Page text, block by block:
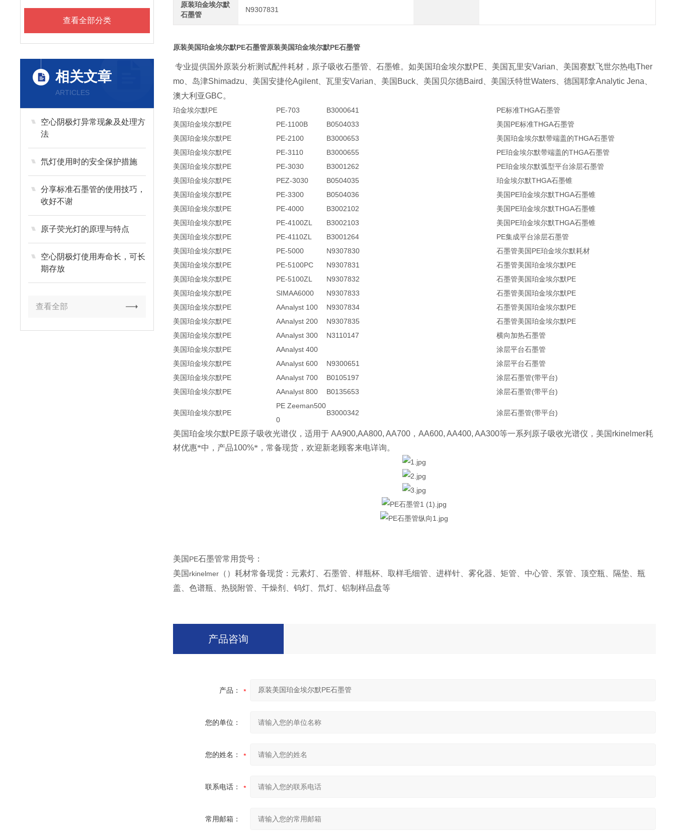
查看全部分类
相关文章
ARTICLES
空心阴极灯异常现象及处理方
法
氘灯使用时的安全保护措施
分享标准石墨管的使用技巧，
收好不谢
原子荧光灯的原理与特点
空心阴极灯使用寿命长，可长
期存放
查看全部
原装珀金埃尔默
石墨管
N9307831
原装美国珀金埃尔默PE石墨管原装美国珀金埃尔默PE石墨管
专业提供国外原装分析测试配件耗材，原子吸收石墨管、石墨锥。如美国珀金埃尔默PE、美国瓦里安Varian、美国赛默飞世尔热电Ther
mo、岛津Shimadzu、美国安捷伦Agilent、瓦里安Varian、美国Buck、美国贝尔德Baird 、美国沃特世Waters、德国耶拿Analytic Jena、
澳大利亚GBC。
珀金埃尔默PE PE-703 B3000641
PE标准THGA石墨管
美国珀金埃尔默PE
PE-1100B B0504033
美国PE标准THGA石墨管
美国珀金埃尔默PE
PE-2100 B3000653
美国珀金埃尔默带端盖的THGA石墨管
美国珀金埃尔默PE
PE-3110 B3000655
PE珀金埃尔默带端盖的THGA石墨管
美国珀金埃尔默PE
PE-3030 B3001262
PE珀金埃尔默弧型平台涂层石墨管
美国珀金埃尔默PE
PEZ-3030 B0504035
珀金埃尔默THGA石墨锥
美国珀金埃尔默PE
PE-3300 B0504036
美国PE珀金埃尔默THGA石墨锥
美国珀金埃尔默PE
PE-4000 B3002102
美国PE珀金埃尔默THGA石墨锥
美国珀金埃尔默PE
PE-4100ZL B3002103
美国PE珀金埃尔默THGA石墨锥
美国珀金埃尔默PE
PE-4110ZL B3001264
PE集成平台涂层石墨管
美国珀金埃尔默PE
PE-5000 N9307830
石墨管美国PE珀金埃尔默耗材
美国珀金埃尔默PE
PE-5100PC N9307831
石墨管美国珀金埃尔默PE
美国珀金埃尔默PE
PE-5100ZL N9307832
石墨管美国珀金埃尔默PE
美国珀金埃尔默PE
SIMAA6000 N9307833
石墨管美国珀金埃尔默PE
美国珀金埃尔默PE
AAnalyst 100 N9307834
石墨管美国珀金埃尔默PE
美国珀金埃尔默PE
AAnalyst 200 N9307835
石墨管美国珀金埃尔默PE
美国珀金埃尔默PE
AAnalyst 300 N3110147
横向加热石墨管
美国珀金埃尔默PE
AAnalyst 400
涂层平台石墨管
美国珀金埃尔默PE
AAnalyst 600 N9300651
涂层平台石墨管
美国珀金埃尔默PE
AAnalyst 700 B0105197
涂层石墨管(带平台)
美国珀金埃尔默PE
AAnalyst 800 B0135653 涂层石墨管(带平台)
美国珀金埃尔默PE
PE Zeeman500
0
B3000342 涂层石墨管(带平台)
美国珀金埃尔默PE原子吸收光谱仪，适用于AA900,AA800, AA700， AA600, AA400, AA300等一系列原子吸收光谱仪，美国 rkinelmer耗
材优惠*中，产品100%*，常备现货，欢迎新老顾客来电详询。
美国PE石墨管常用货号：
美国rkinelmer（）耗材常备现货：元素灯、石墨管、样瓶杯、取样毛细管、进样针、雾化器、矩管、中心管、泵管、顶空瓶、隔垫、瓶
盖、色谱瓶、热脱附管、干燥剂、钨灯、氘灯、铝制样品盘等
产品咨询
产品：
您的单位：
您的姓名：
联系电话：
常用邮箱：